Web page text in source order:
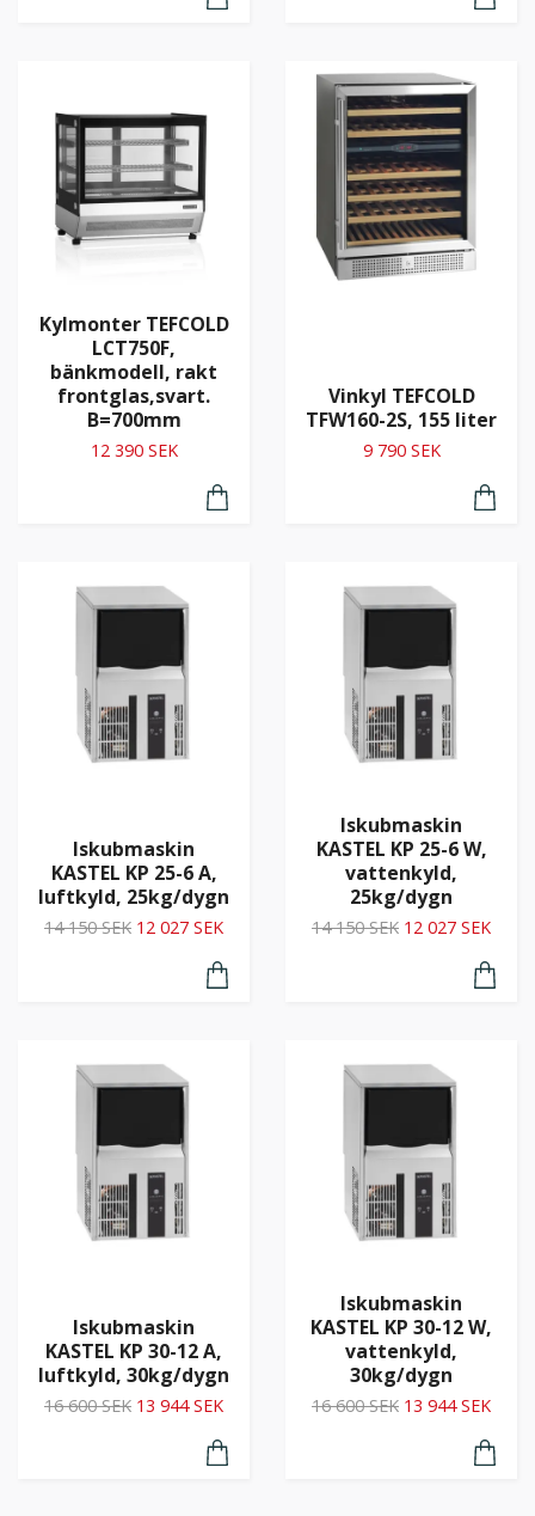
Kylmonter TEFCOLD
LCT750F,
bänkmodell, rakt
frontglas,svart.
B=700mm
12 390 SEK
Vinkyl TEFCOLD
TFW160-2S, 155 liter
9 790 SEK
Iskubmaskin
KASTEL KP 25-6 A,
luftkyld, 25kg/dygn
14 150 SEK 12 027 SEK
Iskubmaskin
KASTEL KP 25-6 W,
vattenkyld,
25kg/dygn
14 150 SEK 12 027 SEK
Iskubmaskin
KASTEL KP 30-12 A,
luftkyld, 30kg/dygn
16 600 SEK 13 944 SEK
Iskubmaskin
KASTEL KP 30-12 W,
vattenkyld,
30kg/dygn
16 600 SEK 13 944 SEK